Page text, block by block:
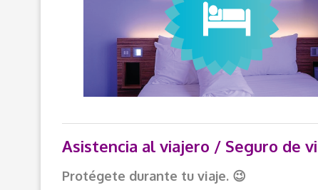
Asistencia al viajero / Seguro de
Protégete durante tu viaje. 😉